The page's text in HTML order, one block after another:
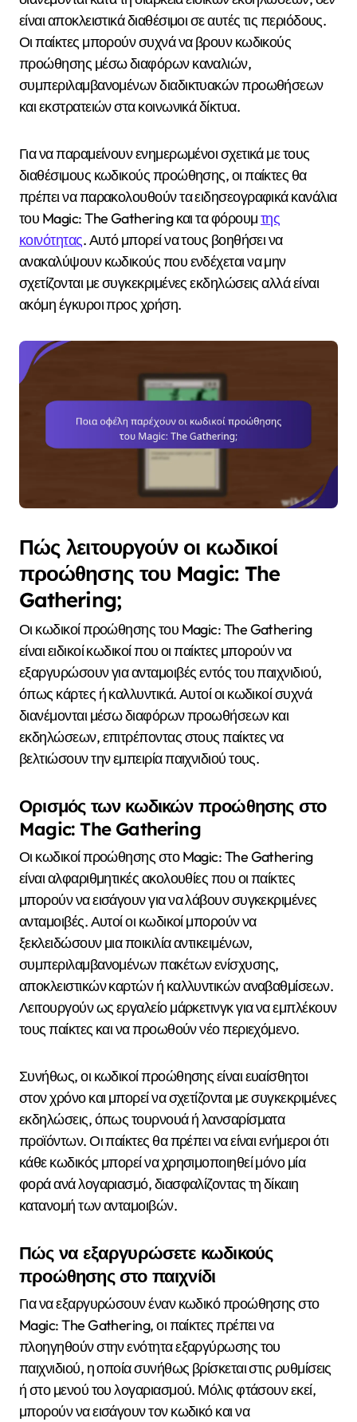
είναι αποκλειστικά διαθέσιμοι σε αυτές τις περιόδους.
Οι παίκτες μπορούν συχνά να βρουν κωδικούς
προώθησης μέσω διαφόρων καναλιών,
συμπεριλαμβανομένων διαδικτυακών προωθήσεων
και εκστρατειών στα κοινωνικά δίκτυα.
Για να παραμείνουν ενημερωμένοι σχετικά με τους
διαθέσιμους κωδικούς προώθησης, οι παίκτες θα
πρέπει να παρακολουθούν τα ειδησεογραφικά κανάλια
του Magic: The Gathering και τα φόρουμτης
κοινότητας. Αυτό μπορεί να τους βοηθήσει να
ανακαλύψουν κωδικούς που ενδέχεται να μην
σχετίζονται με συγκεκριμένες εκδηλώσεις αλλά είναι
ακόμη έγκυροι προς χρήση.
Πώς λειτουργούν οι κωδικοί
προώθησης του Magic: The
Gathering;
Οι κωδικοί προώθησης του Magic: The Gathering
είναι ειδικοί κωδικοί που οι παίκτες μπορούν να
εξαργυρώσουν για ανταμοιβές εντός του παιχνιδιού,
όπως κάρτες ή καλλυντικά. Αυτοί οι κωδικοί συχνά
διανέμονται μέσω διαφόρων προωθήσεων και
εκδηλώσεων, επιτρέποντας στους παίκτες να
βελτιώσουν την εμπειρία παιχνιδιού τους.
Ορισμός των κωδικών προώθησης στο
Magic: The Gathering
Οι κωδικοί προώθησης στο Magic: The Gathering
είναι αλφαριθμητικές ακολουθίες που οι παίκτες
μπορούν να εισάγουν για να λάβουν συγκεκριμένες
ανταμοιβές. Αυτοί οι κωδικοί μπορούν να
ξεκλειδώσουν μια ποικιλία αντικειμένων,
συμπεριλαμβανομένων πακέτων ενίσχυσης,
αποκλειστικών καρτών ή καλλυντικών αναβαθμίσεων.
Λειτουργούν ως εργαλείο μάρκετινγκ για να εμπλέκουν
τους παίκτες και να προωθούν νέο περιεχόμενο.
Συνήθως, οι κωδικοί προώθησης είναι ευαίσθητοι
στον χρόνο και μπορεί να σχετίζονται με συγκεκριμένες
εκδηλώσεις, όπως τουρνουά ή λανσαρίσματα
προϊόντων. Οι παίκτες θα πρέπει να είναι ενήμεροι ότι
κάθε κωδικός μπορεί να χρησιμοποιηθεί μόνο μία
φορά ανά λογαριασμό, διασφαλίζοντας τη δίκαιη
κατανομή των ανταμοιβών.
Πώς να εξαργυρώσετε κωδικούς
προώθησης στο παιχνίδι
Για να εξαργυρώσουν έναν κωδικό προώθησης στο
Magic: The Gathering, οι παίκτες πρέπει να
πλοηγηθούν στην ενότητα εξαργύρωσης του
παιχνιδιού, η οποία συνήθως βρίσκεται στις ρυθμίσεις
ή στο μενού του λογαριασμού. Μόλις φτάσουν εκεί,
μπορούν να εισάγουν τον κωδικό και να